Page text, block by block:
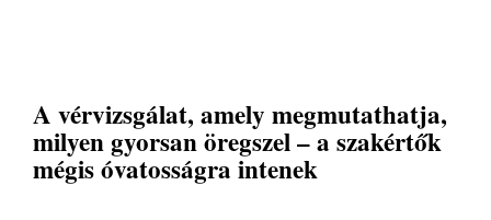
A vérvizsgálat, amely megmutathatja,
milyen gyorsan öregszel – a szakértők
mégis óvatosságra intenek